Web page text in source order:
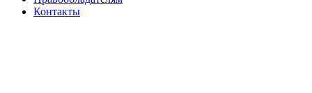
Контакты